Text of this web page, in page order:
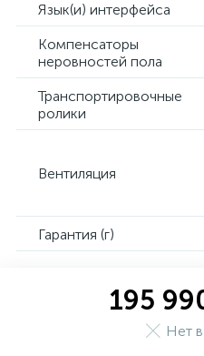
Язык(и) интерфейса
Компенсаторы
неровностей пола
Транспортировочные
ролики
Вентиляция
Гарантия (г)
195
Нет